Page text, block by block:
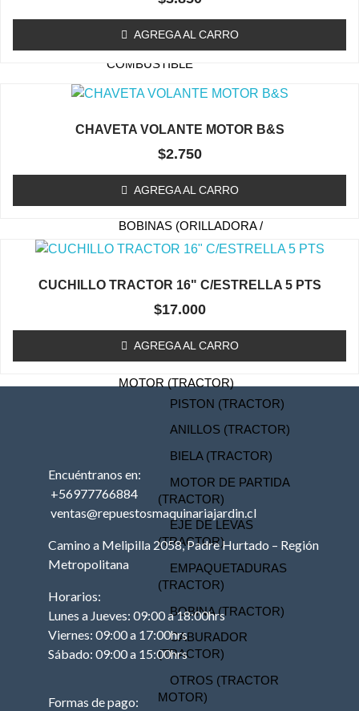
(ORILLADORA/DESMALEZADORA)
COMBUSTIBLE
EMBRAGUE / TAMBOR
CARBURADOR
(ORILLADORA/DESMALEZADORA)
CARBURADOR
BOBINAS (ORILLADORA /
DESMALEZADORA)
(ORILLADORA/DESMALEZADORA)
OTROS (ORILLADORA
DESMALEZADORA)
TRACTOR
MOTOR (TRACTOR)
PISTON (TRACTOR)
ANILLOS (TRACTOR)
BIELA (TRACTOR)
MOTOR DE PARTIDA
(TRACTOR)
EJE DE LEVAS
(TRACTOR)
EMPAQUETADURAS
(TRACTOR)
BOBINA (TRACTOR)
CABURADOR
(TRACTOR)
OTROS (TRACTOR
MOTOR)
AGREGA AL CARRO
CHAVETA VOLANTE MOTOR B&S
$2.750
AGREGA AL CARRO
CUCHILLO TRACTOR 16" C/ESTRELLA 5 PTS
$17.000
AGREGA AL CARRO
Encuéntranos en:
+56977766884
ventas@repuestosmaquinariajardin.cl
Camino a Melipilla 2058, Padre Hurtado – Región
Metropolitana
Horarios:
Lunes a Jueves: 09:00 a 18:00hrs
Viernes: 09:00 a 17:00hrs
Sábado: 09:00 a 15:00hrs
Formas de pago: